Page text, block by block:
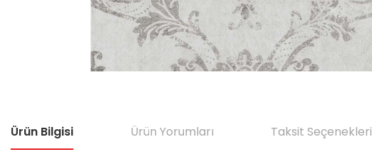
Ürün Bilgisi Ürün Yorumları Taksit Seçenekleri